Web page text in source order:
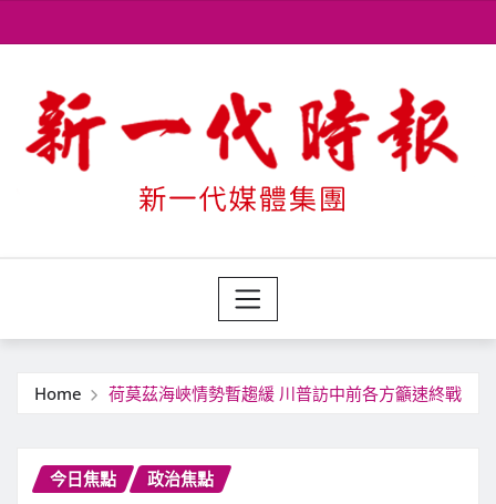
to
Home 荷莫茲海峽情勢暫趨緩 川普訪中前各方籲速終戰
今日焦點 政治焦點